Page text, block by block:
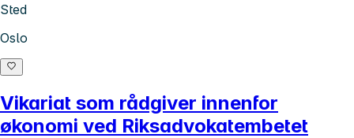
Sted
Oslo
Vikariat som rådgiver innenfor
økonomi ved Riksadvokatembetet